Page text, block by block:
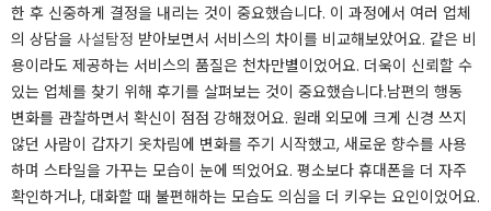
한 후 신중하게 결정을 내리는 것이 중요했습니다. 이 과정에서 여러 업체
의 상담을 사설탐정 받아보면서 서비스의 차이를 비교해보았어요. 같은 비
용이라도 제공하는 서비스의 품질은 천차만별이었어요. 더욱이 신뢰할 수
있는 업체를 찾기 위해 후기를 살펴보는 것이 중요했습니다.​남편의 행동
변화를 관찰하면서 확신이 점점 강해졌어요. 원래 외모에 크게 신경 쓰지
않던 사람이 갑자기 옷차림에 변화를 주기 시작했고, 새로운 향수를 사용
하며 스타일을 가꾸는 모습이 눈에 띄었어요. 평소보다 휴대폰을 더 자주
확인하거나, 대화할 때 불편해하는 모습도 의심을 더 키우는 요인이었어요.